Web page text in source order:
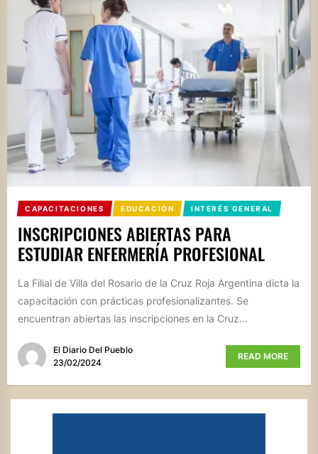
CAPACITACIONES EDUCACIÓN INTERÉS GENERAL
INSCRIPCIONES ABIERTAS PARA
ESTUDIAR ENFERMERÍA PROFESIONAL
La Filial de Villa del Rosario de la Cruz Roja Argentina dicta la
capacitación con prácticas profesionalizantes. Se
encuentran abiertas las inscripciones en la Cruz...
El Diario Del Pueblo
23/02/2024
READ MORE